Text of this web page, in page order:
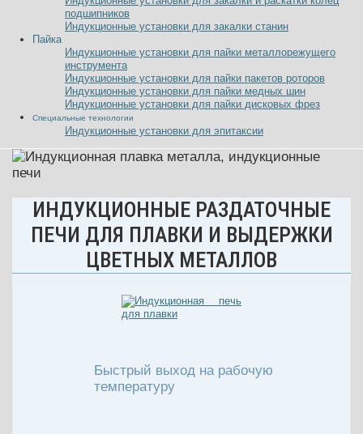
подшипников
Индукционные установки для закалки станин
Пайка
Индукционные установки для пайки металлорежущего
инструмента
Индукционные установки для пайки пакетов роторов
Индукционные установки для пайки медных шин
Индукционные установки для пайки дисковых фрез
Специальные технологии
Индукционные установки для эпитаксии
ИНДУКЦИОННЫЕ РАЗДАТОЧНЫЕ
ПЕЧИ ДЛЯ ПЛАВКИ И ВЫДЕРЖКИ
ЦВЕТНЫХ МЕТАЛЛОВ
Быстрый выход на рабочую
температуру